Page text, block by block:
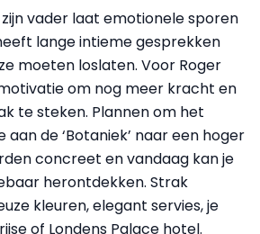
vader laat emotionele sporen
lange intieme gesprekken
moeten loslaten. Voor Roger
om nog meer kracht en
te steken. Plannen om het
de ‘Botaniek’ naar een hoger
concreet en vandaag kan je
herontdekken. Strak
kleuren, elegant servies, je
of Londens Palace hotel.